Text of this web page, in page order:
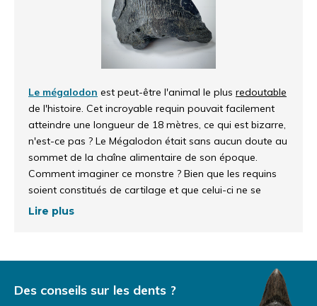
Le mégalodon est peut-être l'animal le plus redoutable
de l'histoire. Cet incroyable requin pouvait facilement
atteindre une longueur de 18 mètres, ce qui est bizarre,
n'est-ce pas ? Le Mégalodon était sans aucun doute au
sommet de la chaîne alimentaire de son époque.
Comment imaginer ce monstre ? Bien que les requins
soient constitués de cartilage et que celui-ci ne se
fossilise pas, nous pouvons toujours apprécier les
précieuses, mais il existe un marché important pour les
dents incomplètes. Comment cela se fait-il ? Nous nous
Lire plus
Des conseils sur les dents ?